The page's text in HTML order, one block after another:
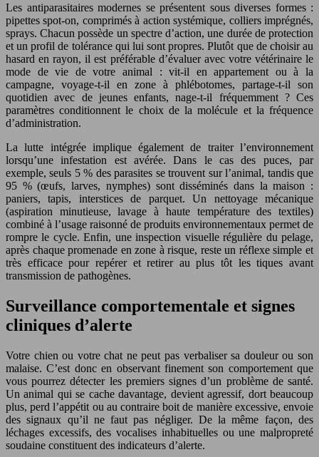
Les antiparasitaires modernes se présentent sous diverses formes :
pipettes spot-on, comprimés à action systémique, colliers imprégnés,
sprays. Chacun possède un spectre d’action, une durée de protection
et un profil de tolérance qui lui sont propres. Plutôt que de choisir au
hasard en rayon, il est préférable d’évaluer avec votre vétérinaire le
mode de vie de votre animal : vit-il en appartement ou à la
campagne, voyage-t-il en zone à phlébotomes, partage-t-il son
quotidien avec de jeunes enfants, nage-t-il fréquemment ? Ces
paramètres conditionnent le choix de la molécule et la fréquence
d’administration.
La lutte intégrée implique également de traiter l’environnement
lorsqu’une infestation est avérée. Dans le cas des puces, par
exemple, seuls 5 % des parasites se trouvent sur l’animal, tandis que
95 % (œufs, larves, nymphes) sont disséminés dans la maison :
paniers, tapis, interstices de parquet. Un nettoyage mécanique
(aspiration minutieuse, lavage à haute température des textiles)
combiné à l’usage raisonné de produits environnementaux permet de
rompre le cycle. Enfin, une inspection visuelle régulière du pelage,
après chaque promenade en zone à risque, reste un réflexe simple et
très efficace pour repérer et retirer au plus tôt les tiques avant
transmission de pathogènes.
Surveillance comportementale et signes
cliniques d’alerte
Votre chien ou votre chat ne peut pas verbaliser sa douleur ou son
malaise. C’est donc en observant finement son comportement que
vous pourrez détecter les premiers signes d’un problème de santé.
Un animal qui se cache davantage, devient agressif, dort beaucoup
plus, perd l’appétit ou au contraire boit de manière excessive, envoie
des signaux qu’il ne faut pas négliger. De la même façon, des
léchages excessifs, des vocalises inhabituelles ou une malpropreté
soudaine constituent des indicateurs d’alerte.